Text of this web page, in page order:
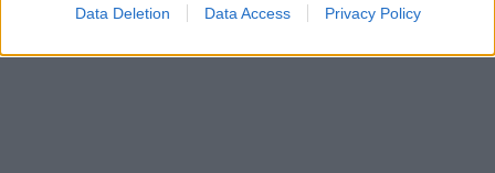
Data Deletion Data Access Privacy Policy